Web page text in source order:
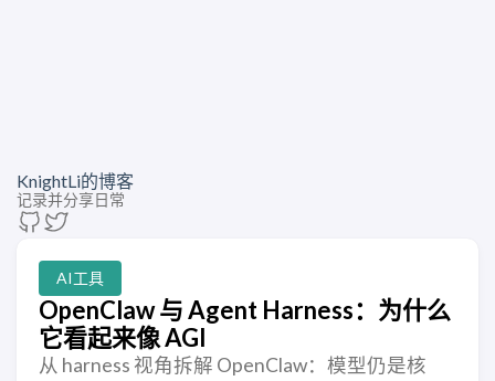
KnightLi的博客
记录并分享日常
AI工具
OpenClaw 与 Agent Harness：为什么
它看起来像 AGI
从 harness 视角拆解 OpenClaw：模型仍是核